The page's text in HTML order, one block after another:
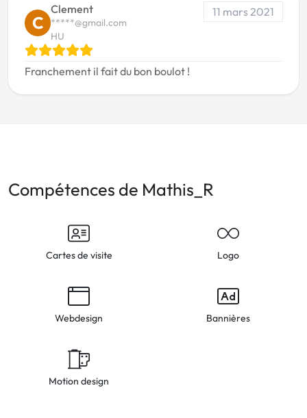
C
Clement
*****@gmail.com
HU
11 mars 2021
Franchement il fait du bon boulot !
Compétences de Mathis_R
Cartes de visite Logo
Webdesign Bannières
Motion design